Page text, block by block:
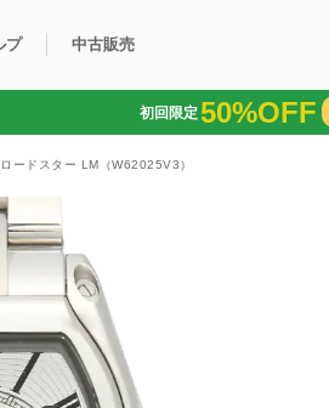
購入可能商品カリトケとは？
プ
Q&A
中古販売
中古販売商品 ブランド一覧
初回限定50%OFF
ードスター LM（W62025V3）